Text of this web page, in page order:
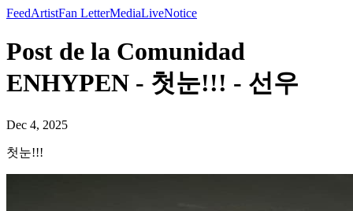
FeedArtistFan LetterMediaLiveNotice
Post de la Comunidad
ENHYPEN - 첫눈!!! - 선우
Dec 4, 2025
첫눈!!!